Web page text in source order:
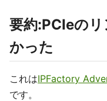
要約:PCIeの
かった
これはIPFactory
です。